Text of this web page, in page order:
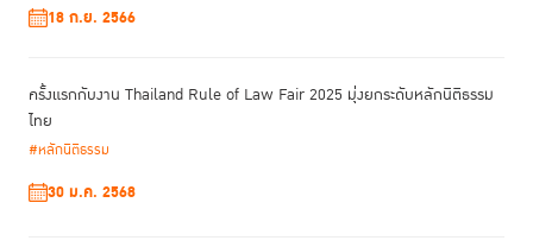
18 ก.ย. 2566
ครั้งแรกกับงาน Thailand Rule of Law Fair 2025 มุ่งยกระดับหลักนิติธรรม
ไทย
#หลักนิติธรรม
30 ม.ค. 2568